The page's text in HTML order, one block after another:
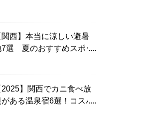
関西】本当に涼しい避暑
7選 夏のおすすめスポッ
2025】関西でカニ食べ放
がある温泉宿6選！コスパ